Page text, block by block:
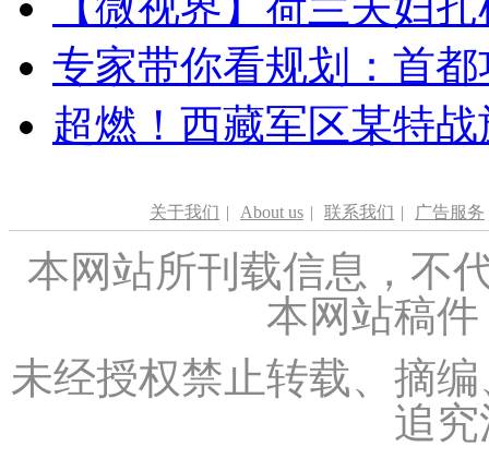
专家带你看规划：首
超燃！西藏军区某特
关于我们 | About us | 联系我们 | 广告服务
本网站所刊载信息，不
本网站稿
未经授权禁止转载、摘
追